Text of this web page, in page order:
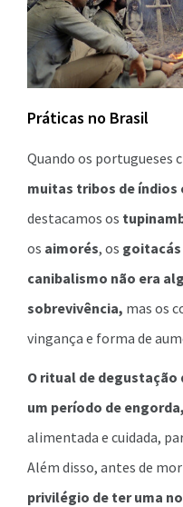
Práticas no Brasil
Quando os portugueses
muitas tribos de índios
destacamos os
os aimorés, os goitacás
canibalismo não era
sobrevivência, mas os
vingança e forma de
O ritual de degustação
um período de engorda,
alimentada e cuidada,
Além disso, antes de
privilégio de ter uma